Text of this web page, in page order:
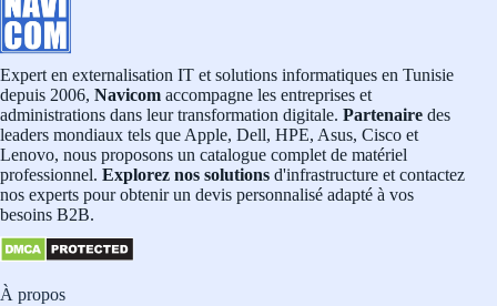
Expert en externalisation IT et solutions informatiques en Tunisie
depuis 2006, Navicom accompagne les entreprises et
administrations dans leur transformation digitale. Partenaire des
leaders mondiaux tels que Apple, Dell, HPE, Asus, Cisco et
Lenovo, nous proposons un catalogue complet de matériel
professionnel. Explorez nos solutions d'infrastructure et contactez
nos experts pour obtenir un devis personnalisé adapté à vos
besoins B2B.
À propos